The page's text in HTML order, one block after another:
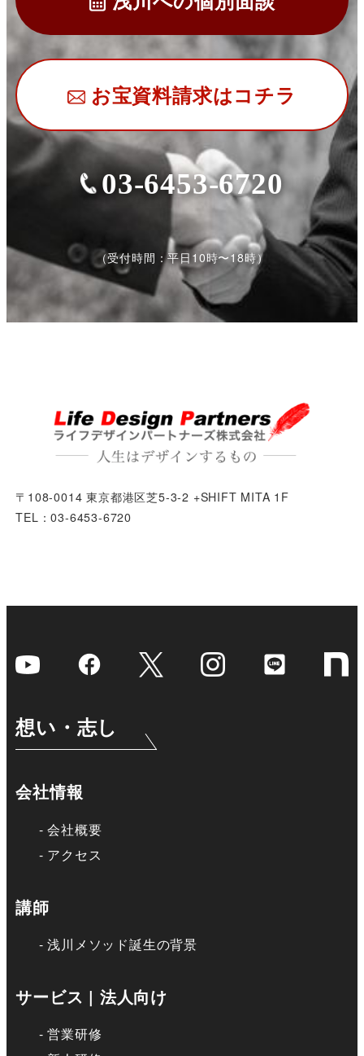
お宝資料請求はコチラ
03-6453-6720
（受付時間：平日10時〜18時）
〒108-0014 東京都港区芝5-3-2 +SHIFT MITA 1F
TEL：03-6453-6720
想い・志し
会社情報
会社概要
アクセス
講師
浅川メソッド誕生の背景
サービス | 法人向け
営業研修